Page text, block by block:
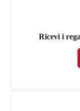
Ricevi i